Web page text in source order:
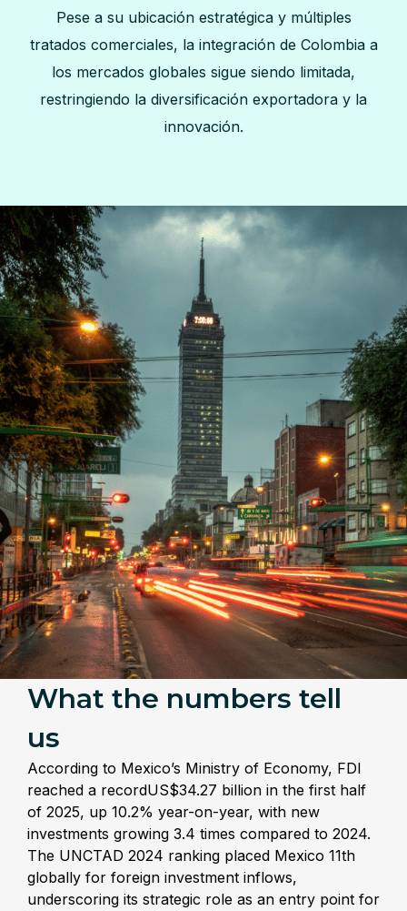
Pese a su ubicación estratégica y múltiples
tratados comerciales, la integración de Colombia a
los mercados globales sigue siendo limitada,
restringiendo la diversificación exportadora y la
innovación.
What the numbers tell
us
According to Mexico’s Ministry of Economy, FDI
reached a recordUS$34.27 billion in the first half
of 2025, up 10.2% year-on-year, with new
investments growing 3.4 times compared to 2024.
The UNCTAD 2024 ranking placed Mexico 11th
globally for foreign investment inflows,
underscoring its strategic role as an entry point for